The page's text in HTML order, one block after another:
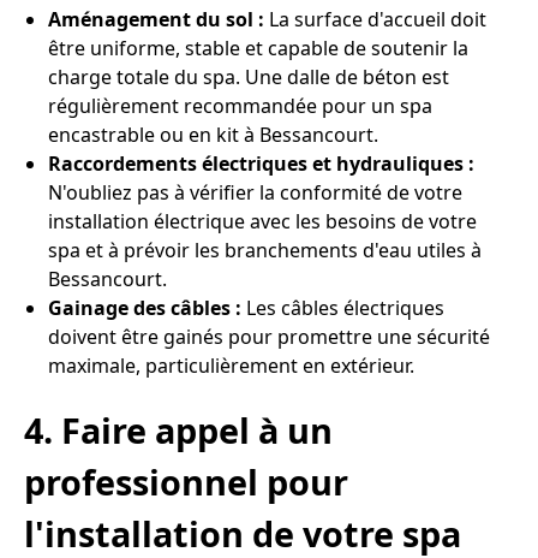
Aménagement du sol : La surface d'accueil doit
être uniforme, stable et capable de soutenir la
charge totale du spa. Une dalle de béton est
régulièrement recommandée pour un spa
encastrable ou en kit à Bessancourt.
Raccordements électriques et hydrauliques :
N'oubliez pas à vérifier la conformité de votre
installation électrique avec les besoins de votre
spa et à prévoir les branchements d'eau utiles à
Bessancourt.
Gainage des câbles : Les câbles électriques
doivent être gainés pour promettre une sécurité
maximale, particulièrement en extérieur.
4. Faire appel à un
professionnel pour
l'installation de votre spa